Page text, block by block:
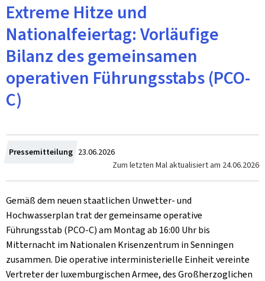
Extreme Hitze und
Nationalfeiertag: Vorläufige
Bilanz des gemeinsamen
operativen Führungsstabs (PCO-
C)
Pressemitteilung Zum
23.06.2026
Zum letzten Mal aktualisiert am 24.06.2026
Gemäß dem neuen staatlichen Unwetter- und
Hochwasserplan trat der gemeinsame operative
Führungsstab (PCO-C) am Montag ab 16:00 Uhr bis
Mitternacht im Nationalen Krisenzentrum in Senningen
zusammen. Die operative interministerielle Einheit vereinte
Vertreter der luxemburgischen Armee, des Großherzoglichen